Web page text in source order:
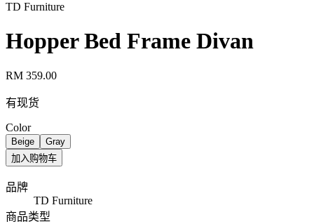
TD Furniture
Hopper Bed Frame Divan
RM 359.00
有现货
Color
Beige
Gray
加入购物车
品牌
TD Furniture
商品类型